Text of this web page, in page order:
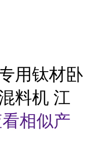
用钛材卧
料机 江
相似产